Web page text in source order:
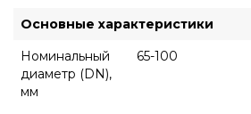
Основные характеристики
Номинальный
диаметр (DN),
мм
65-100